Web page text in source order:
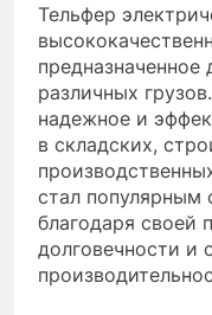
Тельфер
различных
надежное и
в складских,
стал популярным
благодаря своей
долговечности и